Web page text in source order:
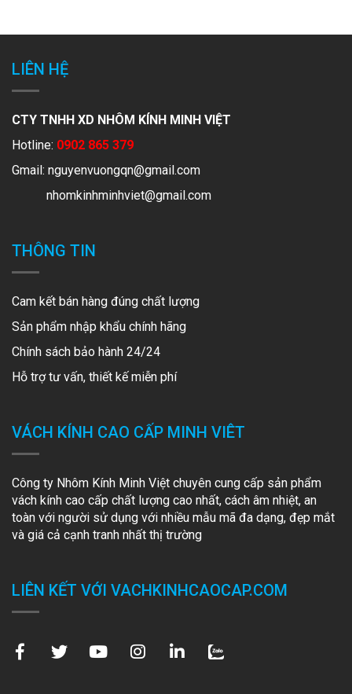
LIÊN HỆ
CTY TNHH XD NHÔM KÍNH MINH VIỆT
Hotline: 0902 865 379
Gmail: nguyenvuongqn@gmail.com
nhomkinhminhviet@gmail.com
THÔNG TIN
Cam kết bán hàng đúng chất lượng
Sản phẩm nhập khẩu chính hãng
Chính sách bảo hành 24/24
Hỗ trợ tư vấn, thiết kế miễn phí
VÁCH KÍNH CAO CẤP MINH VIÊT
Công ty Nhôm Kính Minh Việt chuyên cung cấp sản phẩm
vách kính cao cấp chất lượng cao nhất, cách âm nhiệt, an
toàn với người sử dụng với nhiều mẫu mã đa dạng, đẹp mắt
và giá cả cạnh tranh nhất thị trường
LIÊN KẾT VỚI VACHKINHCAOCAP.COM